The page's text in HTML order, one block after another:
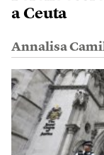
a Ceuta
Annalisa